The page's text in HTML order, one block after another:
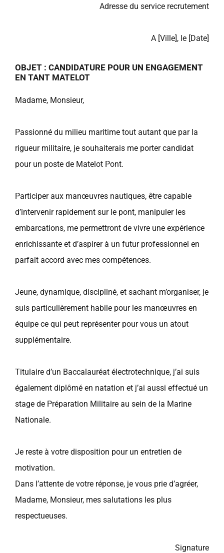
Adresse du service recrutement
A [Ville], le [Date]
OBJET : CANDIDATURE POUR UN ENGAGEMENT
EN TANT MATELOT
Madame, Monsieur,
Passionné du milieu maritime tout autant que par la
rigueur militaire, je souhaiterais me porter candidat
pour un poste de Matelot Pont.
Participer aux manœuvres nautiques, être capable
d’intervenir rapidement sur le pont, manipuler les
embarcations, me permettront de vivre une expérience
enrichissante et d’aspirer à un futur professionnel en
parfait accord avec mes compétences.
Jeune, dynamique, discipliné, et sachant m’organiser, je
suis particulièrement habile pour les manœuvres en
équipe ce qui peut représenter pour vous un atout
supplémentaire.
Titulaire d’un Baccalauréat électrotechnique, j’ai suis
également diplômé en natation et j’ai aussi effectué un
stage de Préparation Militaire au sein de la Marine
Nationale.
Je reste à votre disposition pour un entretien de
motivation.
Dans l’attente de votre réponse, je vous prie d’agréer,
Madame, Monsieur, mes salutations les plus
respectueuses.
Signature